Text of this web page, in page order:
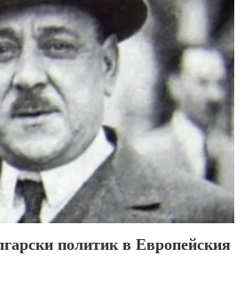
политик в Европейския